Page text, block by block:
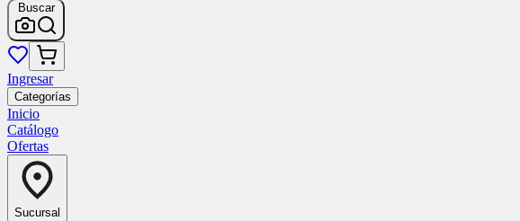
Buscar
Ingresar
Categorías
Inicio
Catálogo
Ofertas
Sucursal